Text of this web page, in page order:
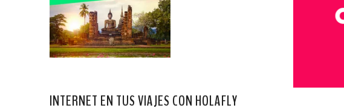
INTERNET EN TUS VIAJES CON HOLAFLY